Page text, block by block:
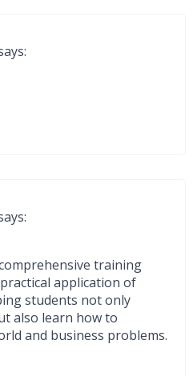
training
application of
students not only
also learn how to
and business problems.